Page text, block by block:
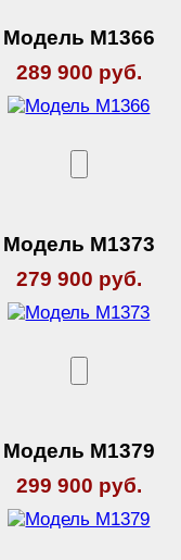
Модель М1366
289 900 руб.
Модель М1373
279 900 руб.
Модель М1379
299 900 руб.